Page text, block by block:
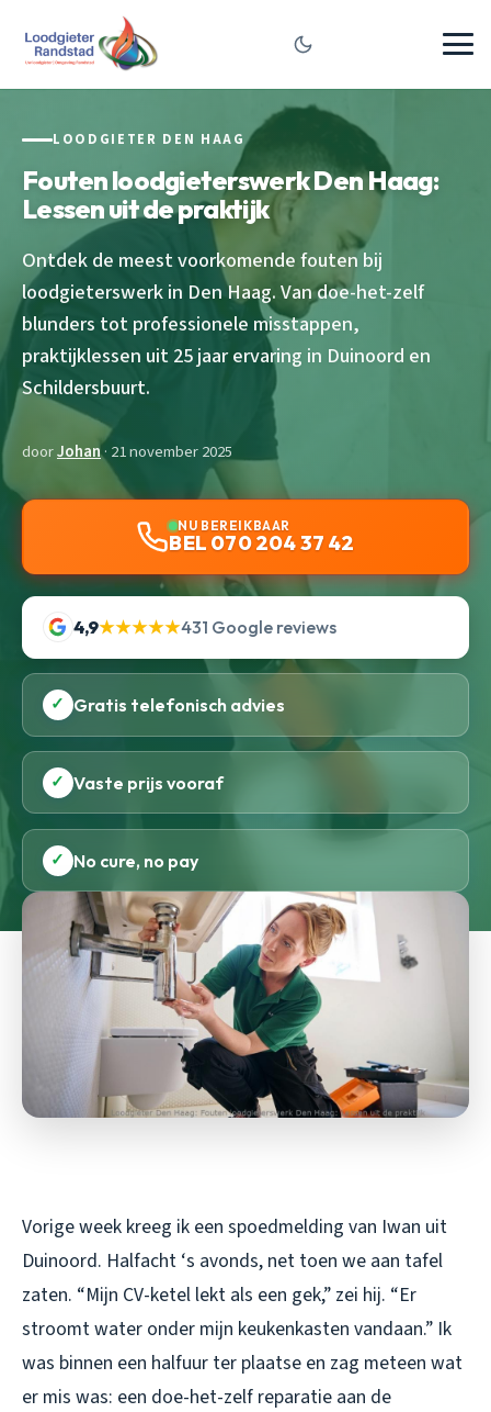
LOODGIETER DEN HAAG
Fouten loodgieterswerk Den Haag:
Lessen uit de praktijk
Ontdek de meest voorkomende fouten bij
loodgieterswerk in Den Haag. Van doe-het-zelf
blunders tot professionele misstappen,
praktijklessen uit 25 jaar ervaring in Duinoord en
Schildersbuurt.
doorJohan· 21 november 2025
NU BEREIKBAAR
BEL 070 204 37 42
4,9★★★★★431 Google reviews
✓ Gratis telefonisch advies
✓ Vaste prijs vooraf
✓ No cure, no pay
Vorige week kreeg ik een spoedmelding van Iwan uit
Duinoord. Halfacht ‘s avonds, net toen we aan tafel
zaten. “Mijn CV-ketel lekt als een gek,” zei hij. “Er
stroomt water onder mijn keukenkasten vandaan.” Ik
was binnen een halfuur ter plaatse en zag meteen wat
er mis was: een doe-het-zelf reparatie aan de